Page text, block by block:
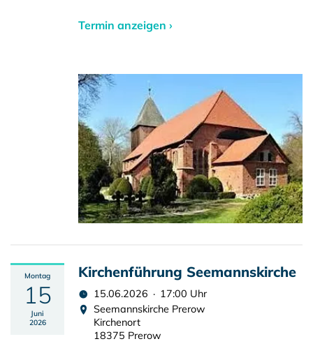
Termin anzeigen ›
Montag
15
Juni
2026
Kirchenführung Seemannskirche
15.06.2026 · 17:00 Uhr
Seemannskirche Prerow
Kirchenort
18375 Prerow